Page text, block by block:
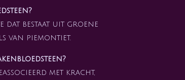
dat bestaat uit groene
van piemontiet.
met kracht,